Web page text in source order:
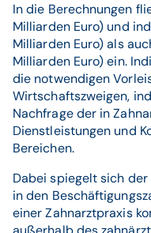
In die Berechnungen
Milliarden Euro) und
Milliarden Euro) als
Milliarden Euro) ein.
die notwendigen
Wirtschaftszweigen,
Nachfrage der in
Dienstleistungen und
Bereichen.
Dabei spiegelt sich
in den
einer Zahnarztpraxis